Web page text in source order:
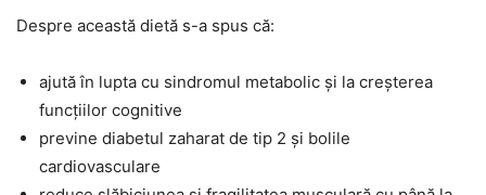
Despre această dietă s-a spus că:
ajută în lupta cu sindromul metabolic și la creșterea
funcțiilor cognitive
previne diabetul zaharat de tip 2 și bolile
cardiovasculare